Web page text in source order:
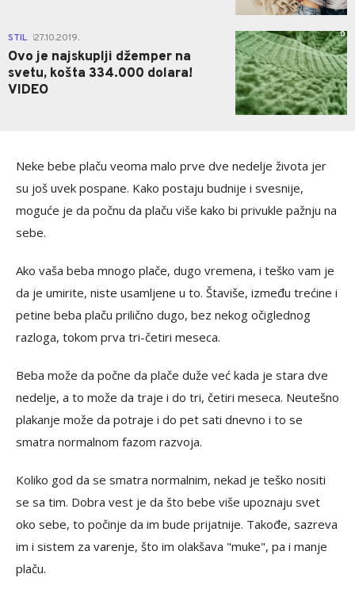
STIL 27.10.2019.
Ovo je najskuplji džemper na
svetu, košta 334.000 dolara!
VIDEO
0
Neke bebe plaču veoma malo prve dve nedelje života jer
su još uvek pospane. Kako postaju budnije i svesnije,
moguće je da počnu da plaču više kako bi privukle pažnju na
sebe.
Ako vaša beba mnogo plače, dugo vremena, i teško vam je
da je umirite, niste usamljene u to. Štaviše, između trećine i
petine beba plaču prilično dugo, bez nekog očiglednog
razloga, tokom prva tri-četiri meseca.
Beba može da počne da plače duže već kada je stara dve
nedelje, a to može da traje i do tri, četiri meseca. Neutešno
plakanje može da potraje i do pet sati dnevno i to se
smatra normalnom fazom razvoja.
Koliko god da se smatra normalnim, nekad je teško nositi
se sa tim. Dobra vest je da što bebe više upoznaju svet
oko sebe, to počinje da im bude prijatnije. Takođe, sazreva
im i sistem za varenje, što im olakšava "muke", pa i manje
plaču.